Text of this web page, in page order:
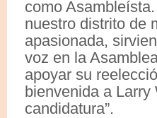
como
nuestro distrito de
apasionada,
voz en la
apoyar su
bienvenida a Larry
candidatura”.